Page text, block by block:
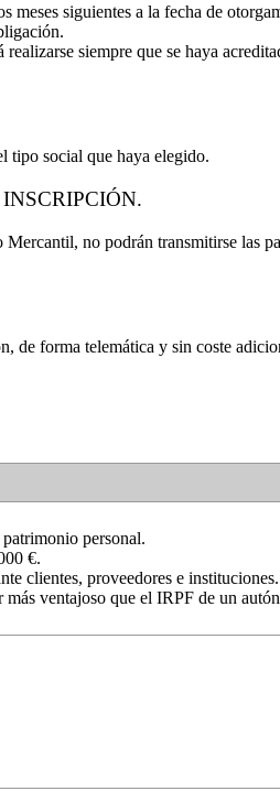
siguientes a la fecha de
siempre que se haya
tipo social que haya elegido.
no podrán transmitirse las
de forma telemática y sin coste
personal.
€.
clientes, proveedores e instituciones.
más ventajoso que el IRPF de un